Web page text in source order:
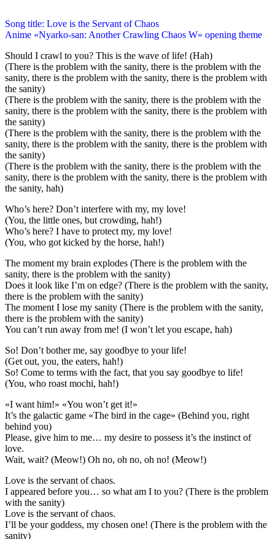
Song title: Love is the Servant of Chaos
Anime «Nyarko-san: Another Crawling Chaos W» opening theme
Should I crawl to you? This is the wave of life! (Hah)
(There is the problem with the sanity, there is the problem with the
sanity, there is the problem with the sanity, there is the problem with
the sanity)
(There is the problem with the sanity, there is the problem with the
sanity, there is the problem with the sanity, there is the problem with
the sanity)
(There is the problem with the sanity, there is the problem with the
sanity, there is the problem with the sanity, there is the problem with
the sanity)
(There is the problem with the sanity, there is the problem with the
sanity, there is the problem with the sanity, there is the problem with
the sanity, hah)
Who’s here? Don’t interfere with my, my love!
(You, the little ones, but crowding, hah!)
Who’s here? I have to protect my, my love!
(You, who got kicked by the horse, hah!)
The moment my brain explodes (There is the problem with the
sanity, there is the problem with the sanity)
Does it look like I’m on edge? (There is the problem with the sanity,
there is the problem with the sanity)
The moment I lose my sanity (There is the problem with the sanity,
there is the problem with the sanity)
You can’t run away from me! (I won’t let you escape, hah)
So! Don’t bother me, say goodbye to your life!
(Get out, you, the eaters, hah!)
So! Come to terms with the fact, that you say goodbye to life!
(You, who roast mochi, hah!)
«I want him!» «You won’t get it!»
It’s the galactic game «The bird in the cage» (Behind you, right
behind you)
Please, give him to me… my desire to possess it’s the instinct of
love.
Wait, wait? (Meow!) Oh no, oh no, oh no! (Meow!)
Love is the servant of chaos.
I appeared before you… so what am I to you? (There is the problem
with the sanity)
Love is the servant of chaos.
I’ll be your goddess, my chosen one! (There is the problem with the
sanity)